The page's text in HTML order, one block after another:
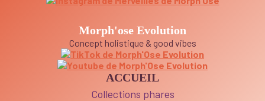
Morph'ose Evolution
Concept holistique & good vibes
ACCUEIL
Collections phares